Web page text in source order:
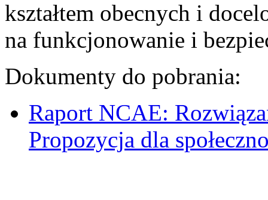
kształtem obecnych i
na funkcjonowanie i
Dokumenty do pobrania:
Raport NCAE:
Propozycja dla